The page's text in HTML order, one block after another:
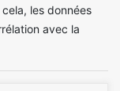
les données
avec la